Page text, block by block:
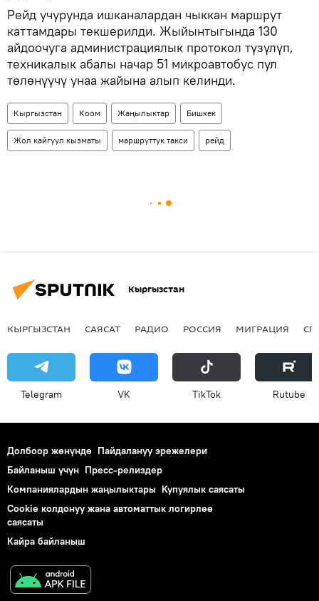
Рейд учурунда ишканалардан чыккан маршрут
каттамдары текшерилди. Жыйынтыгында 130
айдоочуга администрациялык протокол түзүлүп,
техникалык абалы начар 51 микроавтобус пул
төлөнүүчү унаа жайына алып келинди.
Кыргызстан Коом Жаңылыктар Бишкек
Жол кайгуул кызматы маршруттук такси рейд
Кыргызстан
КЫРГЫЗСТАН САЯСАТ РАДИО РОССИЯ МИГРАЦИЯ
Telegram VK ТikТоk Rutube
Долбоор жөнүндө Пайдалануу эрежелери
Байланыш үчүн Пресс-релиздер
Компаниялардын жаңылыктары Купуялык саясаты
Cookie колдонуу жана автоматтык логирлөө
саясаты
Кайра байланыш